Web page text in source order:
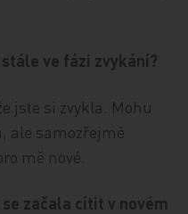
ve fázi zvykání?
jste si zvykla. Mohu
ale samozřejmě
mě nové.
začala cítit v novém